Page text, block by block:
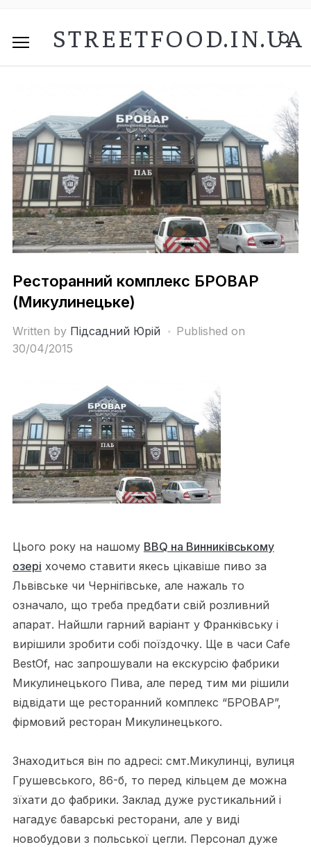
STREETFOOD.IN.UA
Ресторанний комплекс БРОВАР
(Микулинецьке)
Written by Підсадний Юрій
Published on
30/04/2015
Цього року на нашому BBQ на Винниківському
озері хочемо ставити якесь цікавіше пиво за
Львівське чи Чернігівське, але нажаль то
означало, що треба предбати свій розливний
апарат. Найшли гарний варіант у Франківську і
вирішили зробити собі поїздочку. Ще в часи Cafe
BestOf, нас запрошували на екскурсію фабрики
Микулинецького Пива, але перед тим ми рішили
відвідати ще ресторанний комплекс “БРОВАР”,
фірмовий ресторан Микулинецького.
Знаходиться він по адресі: смт.Микулинці, вулиця
Грушевського, 86-б, то перед кільцем де можна
зїхати до фабрики. Заклад дуже рустикальний і
нагадує баварські ресторани, але у виді
новобудови з польської цегли. Персонал дуже